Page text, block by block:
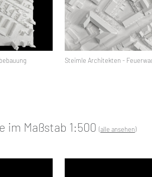
Steimle Architekten -
im Maßstab 1:500 (alle ansehen)